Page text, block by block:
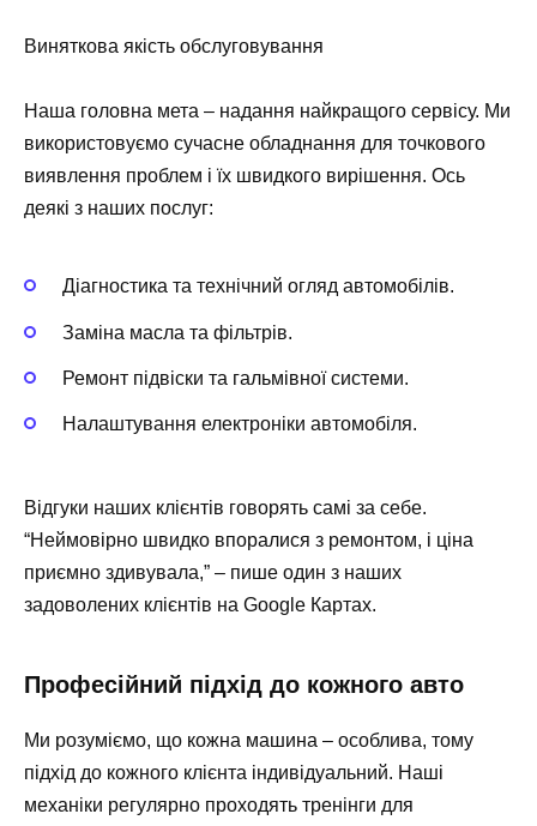
Виняткова якість обслуговування
Наша головна мета – надання найкращого сервісу. Ми
використовуємо сучасне обладнання для точкового
виявлення проблем і їх швидкого вирішення. Ось
деякі з наших послуг:
Діагностика та технічний огляд автомобілів.
Заміна масла та фільтрів.
Ремонт підвіски та гальмівної системи.
Налаштування електроніки автомобіля.
Відгуки наших клієнтів говорять самі за себе.
“Неймовірно швидко впоралися з ремонтом, і ціна
приємно здивувала,” – пише один з наших
задоволених клієнтів на Google Картах.
Професійний підхід до кожного авто
Ми розуміємо, що кожна машина – особлива, тому
підхід до кожного клієнта індивідуальний. Наші
механіки регулярно проходять тренінги для